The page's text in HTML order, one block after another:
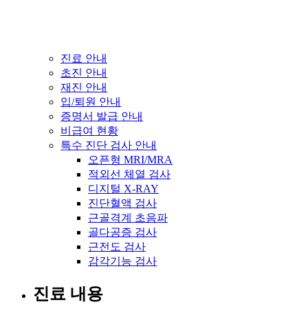
진료 안내
초진 안내
재진 안내
입/퇴원 안내
증명서 발급 안내
비급여 현황
특수 진단 검사 안내
오픈형 MRI/MRA
적외선 체열 검사
디지털 X-RAY
진단혈액 검사
근골격계 초음파
골다공증 검사
근전도 검사
감각기능 검사
진료 내용